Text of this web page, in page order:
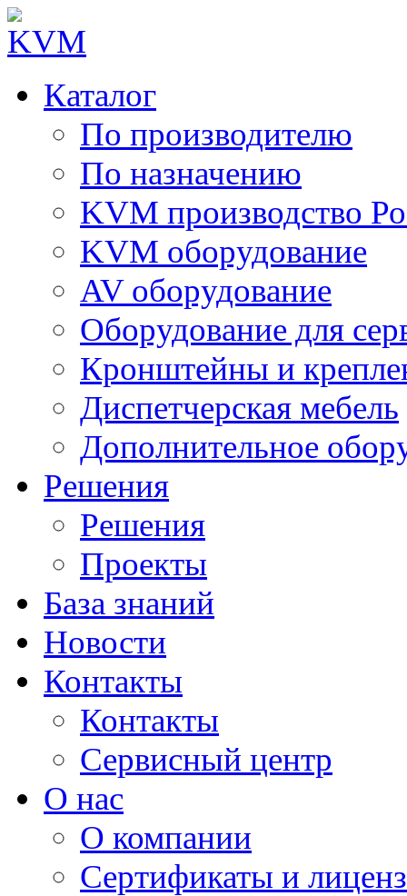
Каталог
По производителю
По назначению
KVM производство
KVM оборудование
AV оборудование
Оборудование для
Кронштейны и
Диспетчерская мебель
Дополнительное
Решения
Решения
Проекты
База знаний
Новости
Контакты
Контакты
Сервисный центр
О нас
О компании
Сертификаты и